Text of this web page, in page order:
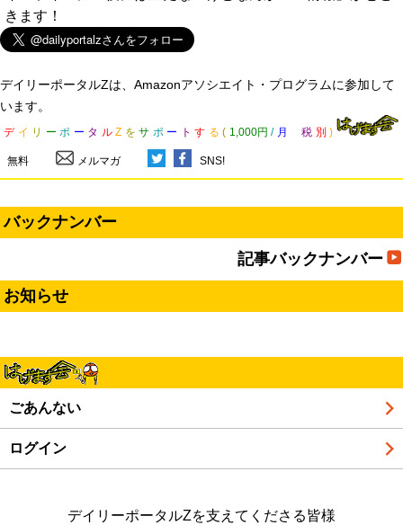
きます！
デイリーポータルZは、Amazonアソシエイト・プログラムに参加して
います。
デ イ リ ー ポ ー タ ル Z を サ ポ ー ト す る ( 1,000円 / 月 税 別 )
無料 メルマガ SNS!
バックナンバー
記事バックナンバー
お知らせ
ごあんない
ログイン
デイリーポータルZを支えてくださる皆様